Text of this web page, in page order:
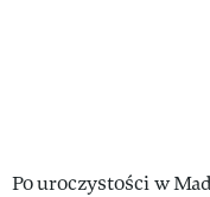
Po uroczystości w